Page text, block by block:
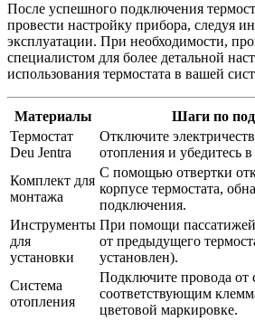
После успешного подключения
провести настройку прибора, следуя
эксплуатации. При необходимости,
специалистом для более детальной
использования термостата в вашей
Материалы
Шаги по
Термостат
Deu Jentra
Отключите
отопления и убедитесь
Комплект для
монтажа
С помощью отвертки
корпусе термостата,
подключения.
Инструменты
для
установки
При помощи пассатижей
от предыдущего
установлен).
Система
отопления
Подключите провода от
соответствующим
цветовой маркировке.